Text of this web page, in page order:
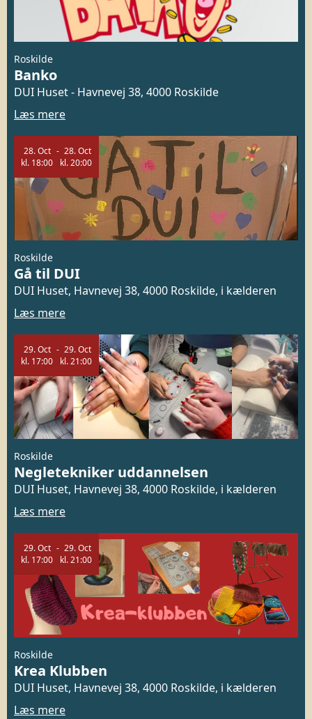
Roskilde
Banko
DUI Huset - Havnevej 38, 4000 Roskilde
Læs mere
28. Oct
kl. 18:00
28. Oct
kl.20:00
Roskilde
Gå til DUI
DUI Huset, Havnevej 38, 4000 Roskilde, i kælderen
Læs mere
29. Oct
kl. 17:00
29. Oct
kl.21:00
Roskilde
Negletekniker uddannelsen
DUI Huset, Havnevej 38, 4000 Roskilde, i kælderen
Læs mere
29. Oct
kl. 17:00
29. Oct
kl.21:00
Roskilde
Krea Klubben
DUI Huset, Havnevej 38, 4000 Roskilde, i kælderen
Læs mere